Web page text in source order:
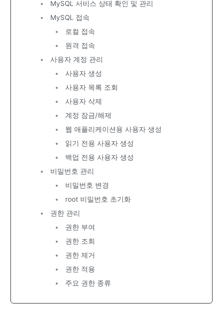
MySQL 서비스 상태 확인 및 관리
MySQL 접속
로컬 접속
원격 접속
사용자 계정 관리
사용자 생성
사용자 목록 조회
사용자 삭제
계정 잠금/해제
웹 애플리케이션용 사용자 생성
읽기 전용 사용자 생성
백업 전용 사용자 생성
비밀번호 관리
비밀번호 변경
root 비밀번호 초기화
권한 관리
권한 부여
권한 조회
권한 제거
권한 적용
주요 권한 종류